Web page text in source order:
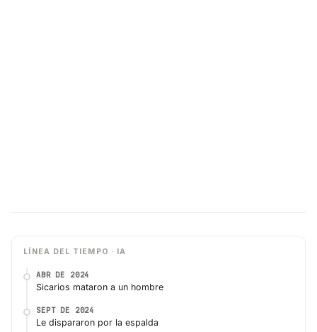
LÍNEA DEL TIEMPO · IA
ABR DE 2024
Sicarios mataron a un hombre
SEPT DE 2024
Le dispararon por la espalda